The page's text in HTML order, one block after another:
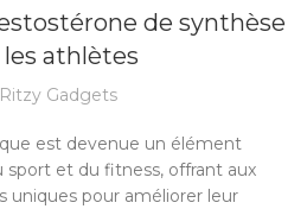
de synthèse
athlètes
Ritzy Gadgets
est devenue un élément
sport et du fitness, offrant aux
uniques pour améliorer leur